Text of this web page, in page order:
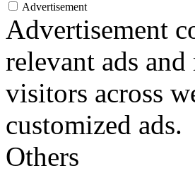
Advertisement
Advertisement
relevant ads
visitors across
customized ads.
Others